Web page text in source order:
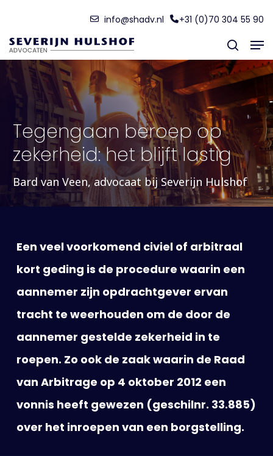
main
content
info@shadv.nl +31 (0)70 304 55 90
search
Tegengaan beroep op
zekerheid: het blijft lastig
Bard van Veen, advocaat bij Severijn Hulshof
Een veel voorkomend civiel of arbitraal
kort geding is de procedure waarin een
aannemer zijn opdrachtgever ervan
tracht te weerhouden om de door de
aannemer gestelde zekerheid in te
roepen. Zo ook de zaak waarin de Raad
van Arbitrage op 4 oktober 2012 een
vonnis heeft gewezen (geschilnr. 33.885)
over het inroepen van een borgstelling.